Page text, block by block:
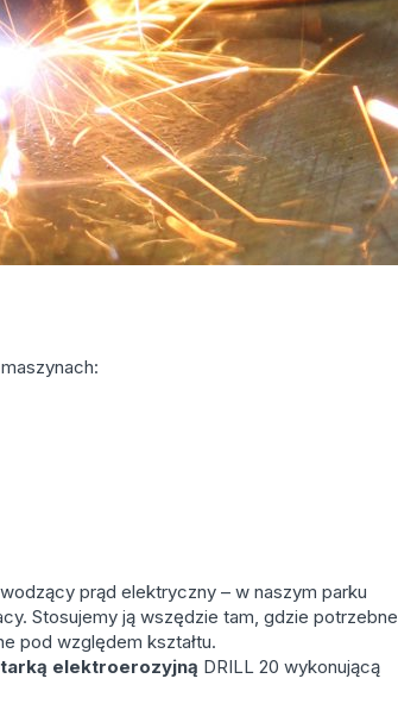
prąd elektryczny – w naszym parku
Stosujemy ją wszędzie tam, gdzie potrzebne
pod względem kształtu.
elektroerozyjną DRILL 20 wykonującą